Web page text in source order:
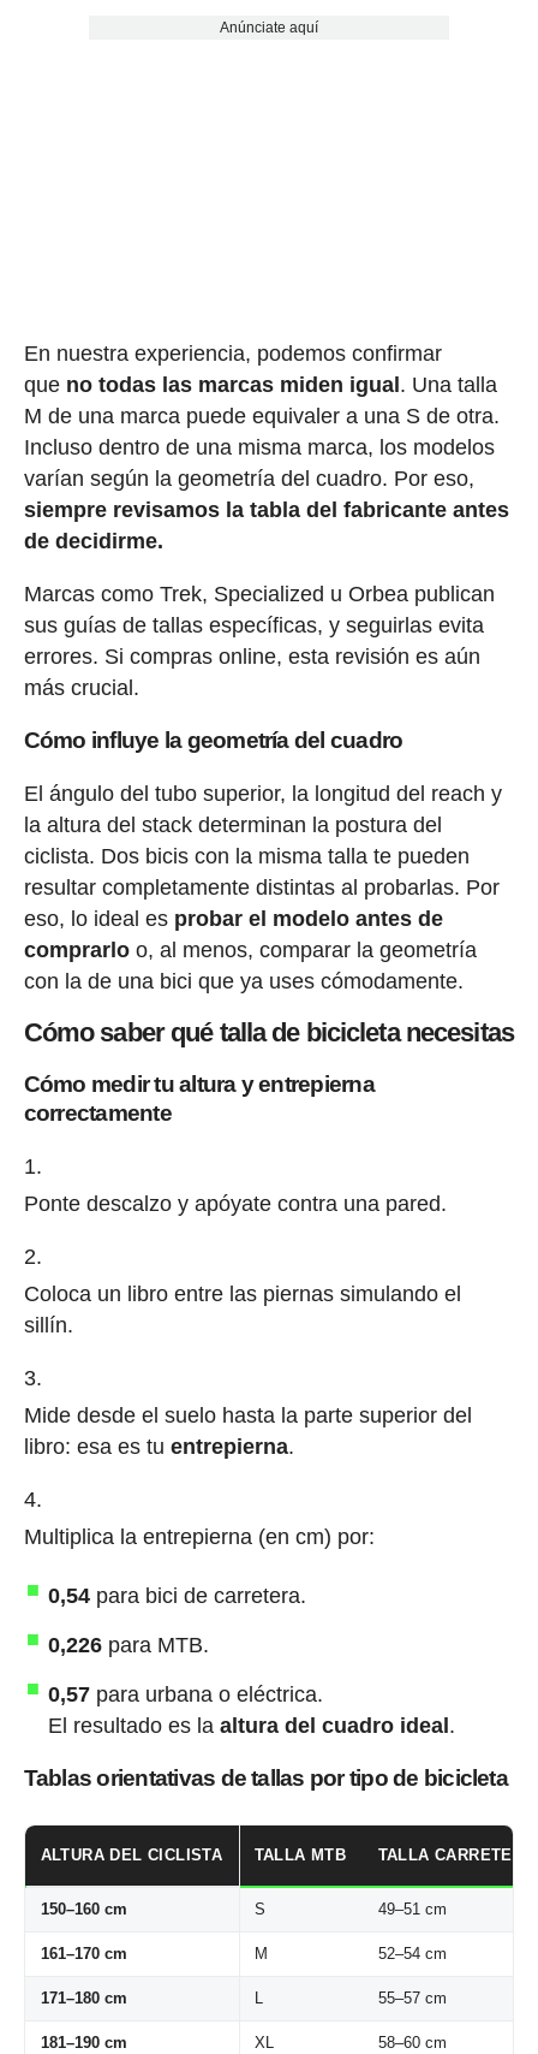
Anúnciate aquí
En nuestra experiencia, podemos confirmar
que no todas las marcas miden igual. Una talla
M de una marca puede equivaler a una S de otra.
Incluso dentro de una misma marca, los modelos
varían según la geometría del cuadro. Por eso,
siempre revisamos la tabla del fabricante antes
de decidirme.
Marcas como Trek, Specialized u Orbea publican
sus guías de tallas específicas, y seguirlas evita
errores. Si compras online, esta revisión es aún
más crucial.
Cómo influye la geometría del cuadro
El ángulo del tubo superior, la longitud del reach y
la altura del stack determinan la postura del
ciclista. Dos bicis con la misma talla te pueden
resultar completamente distintas al probarlas. Por
eso, lo ideal es probar el modelo antes de
comprarloo, al menos, comparar la geometría
con la de una bici que ya uses cómodamente.
Cómo saber qué talla de bicicleta necesitas
Cómo medir tu altura y entrepierna
correctamente
Ponte descalzo y apóyate contra una pared.
Coloca un libro entre las piernas simulando el
sillín.
Mide desde el suelo hasta la parte superior del
libro: esa es tu entrepierna.
Multiplica la entrepierna (en cm) por:
0,54para bici de carretera.
0,226para MTB.
0,57para urbana o eléctrica.
El resultado es la altura del cuadro ideal.
Tablas orientativas de tallas por tipo de bicicleta
ALTURA DEL CICLISTA TALLA MTB TALLA CARRETERA
150–160 cm S 49–51 cm
161–170 cm M 52–54 cm
171–180 cm L 55–57 cm
181–190 cm XL 58–60 cm